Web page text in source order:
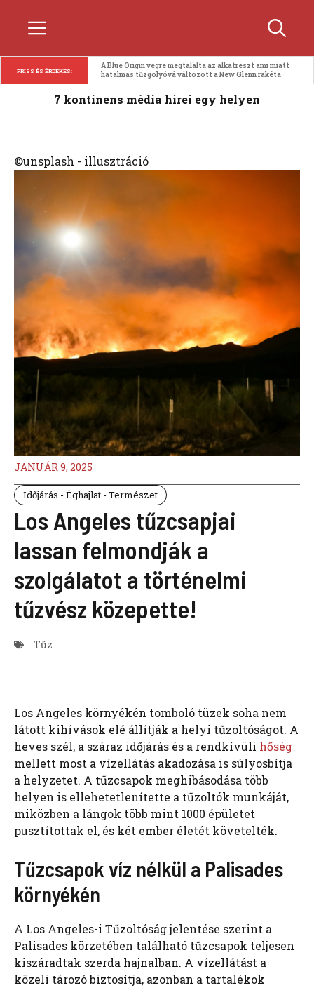
Menü
FRISS ÉS ÉRDEKES:
A Blue Origin végre megtalálta az alkatrészt ami miatt
hatalmas tűzgolyóvá változott a New Glenn rakéta
7 kontinens média hírei egy helyen
©unsplash - illusztráció
JANUÁR 9, 2025
Időjárás - Éghajlat - Természet
Los Angeles tűzcsapjai
lassan felmondják a
szolgálatot a történelmi
tűzvész közepette!
Tűz
Los Angeles környékén tomboló tüzek soha nem
látott kihívások elé állítják a helyi tűzoltóságot. A
heves szél, a száraz időjárás és a rendkívüli hőség
mellett most a vízellátás akadozása is súlyosbítja
a helyzetet. A tűzcsapok meghibásodása több
helyen is ellehetetlenítette a tűzoltók munkáját,
miközben a lángok több mint 1000 épületet
pusztítottak el, és két ember életét követelték.
Tűzcsapok víz nélkül a Palisades
környékén
A Los Angeles-i Tűzoltóság jelentése szerint a
Palisades körzetében található tűzcsapok teljesen
kiszáradtak szerda hajnalban. A vízellátást a
közeli tározó biztosítja, azonban a tartalékok